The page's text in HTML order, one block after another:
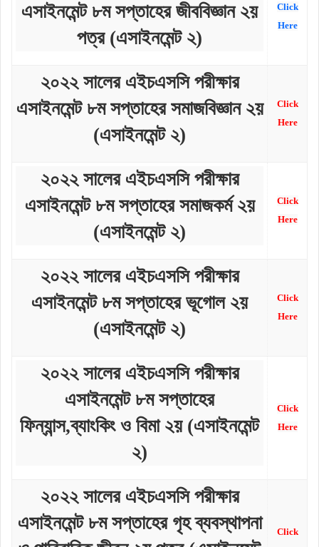
এসাইনমেন্ট ৮ম সপ্তাহের জীববিজ্ঞান ২য়
পত্র (এসাইনমেন্ট ২)
Click
Here
২০২২ সালের এইচএসসি পরীক্ষার
এসাইনমেন্ট ৮ম সপ্তাহের সমাজবিজ্ঞান ২য়
(এসাইনমেন্ট ২)
Click
Here
২০২২ সালের এইচএসসি পরীক্ষার
এসাইনমেন্ট ৮ম সপ্তাহের সমাজকর্ম ২য়
(এসাইনমেন্ট ২)
Click
Here
২০২২ সালের এইচএসসি পরীক্ষার
এসাইনমেন্ট ৮ম সপ্তাহের ভূগোল ২য়
(এসাইনমেন্ট ২)
Click
Here
২০২২ সালের এইচএসসি পরীক্ষার
এসাইনমেন্ট ৮ম সপ্তাহের
ফিন্যান্স,ব্যাংকিং ও বিমা ২য় (এসাইনমেন্ট
২)
Click
Here
২০২২ সালের এইচএসসি পরীক্ষার
এসাইনমেন্ট ৮ম সপ্তাহের গৃহ ব্যবস্থাপনা
Click